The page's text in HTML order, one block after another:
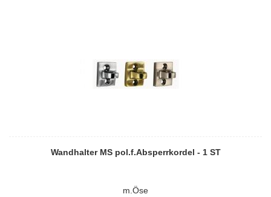
Wandhalter MS pol.f.Absperrkordel - 1 ST
m.Öse